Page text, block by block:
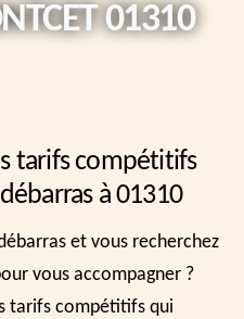
01310
tarifs compétitifs
à 01310
et vous recherchez
vous accompagner ?
tarifs compétitifs qui